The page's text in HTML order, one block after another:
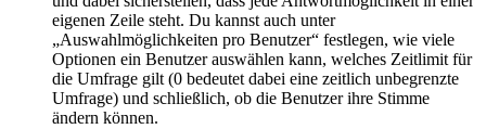
eigenen Zeile steht. Du kannst auch unter
„Auswahlmöglichkeiten pro Benutzer“ festlegen, wie viele
Optionen ein Benutzer auswählen kann, welches Zeitlimit für
die Umfrage gilt (0 bedeutet dabei eine zeitlich unbegrenzte
Umfrage) und schließlich, ob die Benutzer ihre Stimme
ändern können.